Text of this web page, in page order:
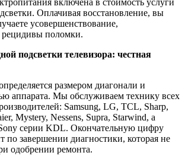
Оплачивая восстановление, вы
усовершенствование,
поломки.
подсветки телевизора: честная
размером диагонали и
аппарата. Мы обслуживаем технику всех
Samsung, LG, TCL, Sharp,
Mystery, Nessens, Supra, Starwind, а
серии KDL. Окончательную цифру
по завершении диагностики, которая не
одобрении ремонта.